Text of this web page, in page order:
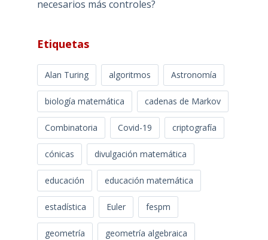
necesarios más controles?
Etiquetas
Alan Turing algoritmos Astronomía
biología matemática cadenas de Markov
Combinatoria Covid-19 criptografía
cónicas divulgación matemática
educación educación matemática
estadística Euler fespm
geometría geometría algebraica